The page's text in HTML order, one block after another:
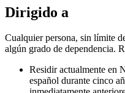
Dirigido a
Cualquier persona, sin límite
algún grado de dependencia.
Residir actualmente en
español durante cinco